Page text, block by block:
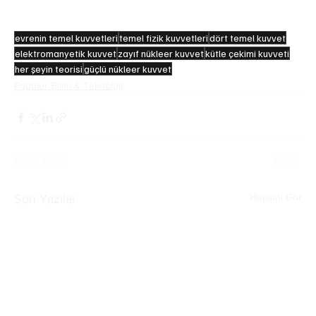
evrenin temel kuvvetleritemel fizik kuvvetleridört temel kuvvet
elektromanyetik kuvvetzayıf nükleer kuvvetkütle çekimi kuvveti
her şeyin teorisigüçlü nükleer kuvvet